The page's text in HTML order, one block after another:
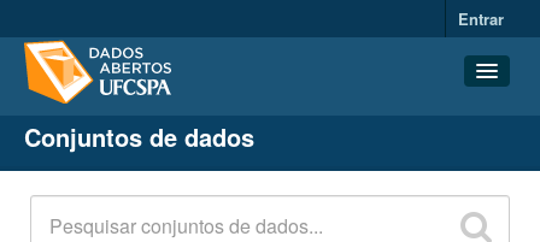
Entrar
Conjuntos de dados
Organizações
Grupos
Conjuntos de dados